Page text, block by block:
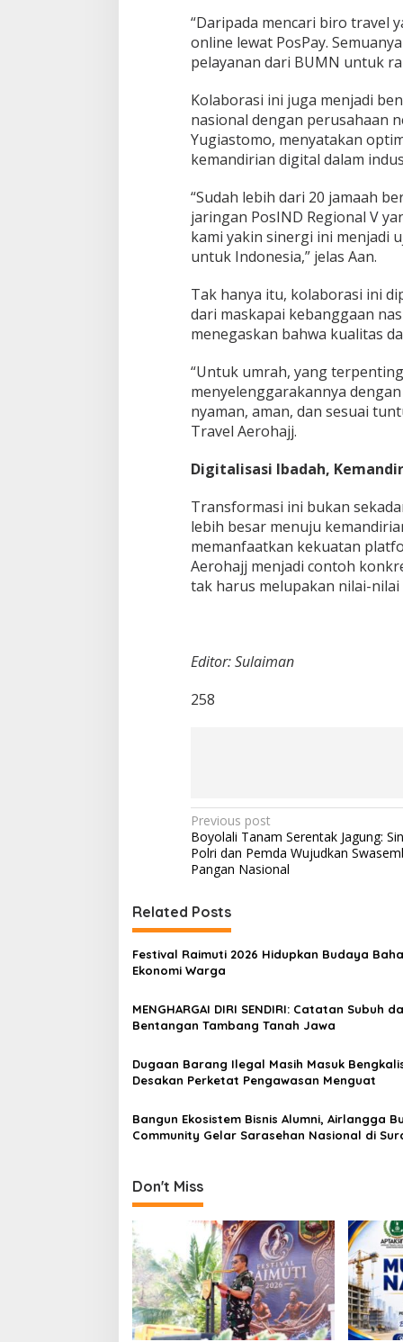
d
a
h
“Daripada mencari biro travel
online lewat PosPay.
pelayanan dari BUMN untuk
Kolaborasi ini juga menjadi
nasional dengan perusahaan
Yugiastomo, menyatakan
kemandirian digital dalam
“Sudah lebih dari 20 jamaah
jaringan PosIND Regional V
kami yakin sinergi ini menjadi
untuk Indonesia,” jelas Aan.
Tak hanya itu, kolaborasi ini
dari maskapai kebanggaan
menegaskan bahwa kualitas
“Untuk umrah, yang
menyelenggarakannya
nyaman, aman, dan sesuai
Travel Aerohajj.
Digitalisasi Ibadah,
Transformasi ini bukan
lebih besar menuju
memanfaatkan kekuatan
Aerohajj menjadi contoh
tak harus melupakan nilai-
Editor: Sulaiman
258
P
o
s
t
n
a
v
i
g
t
o
n
Previous post
Boyolali Tanam Serentak Jagung:
Polri dan Pemda Wujudkan
Pangan Nasional
Related Posts
Festival Raimuti 2026 Hidupkan Budaya
Ekonomi Warga
MENGHARGAI DIRI SENDIRI: Catatan Subuh
Bentangan Tambang Tanah Jawa
Dugaan Barang Ilegal Masih Masuk
Desakan Perketat Pengawasan Menguat
Bangun Ekosistem Bisnis Alumni, Airlangga
Community Gelar Sarasehan Nasional di
Don't Miss